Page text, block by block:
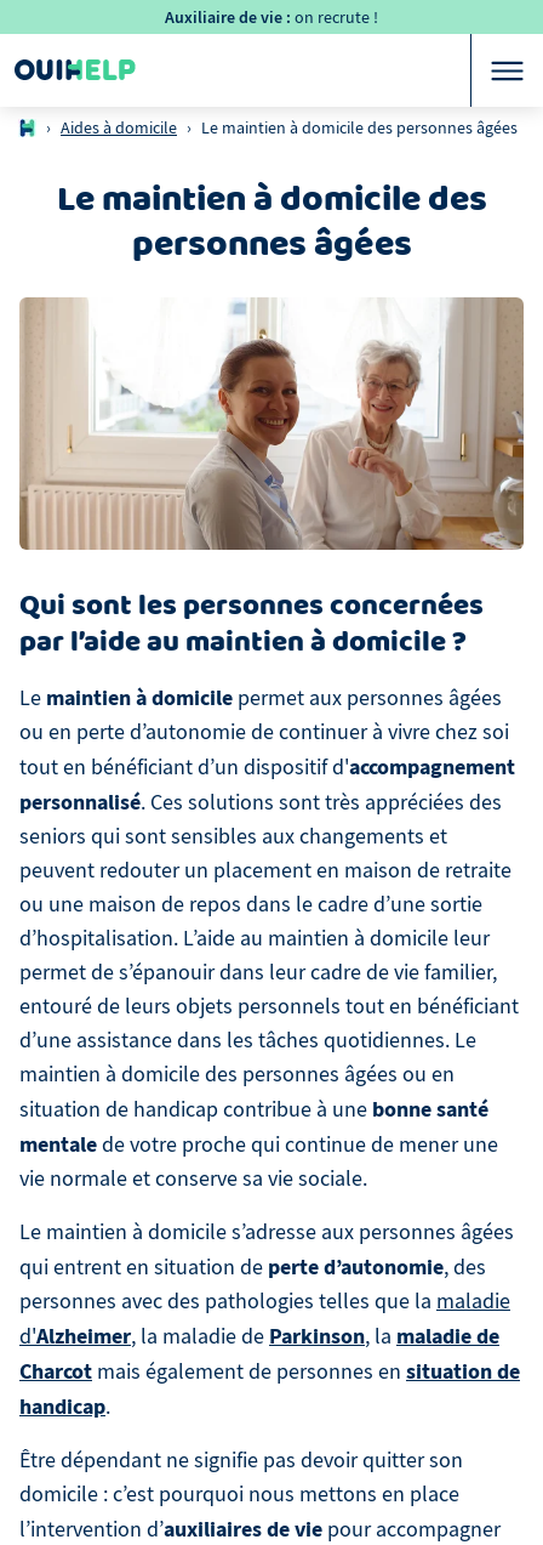
Auxiliaire de vie : on recrute !
› Aides à domicile › Le maintien à domicile des personnes âgées
Le maintien à domicile des
personnes âgées
Qui sont les personnes concernées
par l’aide au maintien à domicile ?
Le maintien à domicile permet aux personnes âgées
ou en perte d’autonomie de continuer à vivre chez soi
tout en bénéficiant d’un dispositif d'accompagnement
personnalisé. Ces solutions sont très appréciées des
seniors qui sont sensibles aux changements et
peuvent redouter un placement en maison de retraite
ou une maison de repos dans le cadre d’une sortie
d’hospitalisation. L’aide au maintien à domicile leur
permet de s’épanouir dans leur cadre de vie familier,
entouré de leurs objets personnels tout en bénéficiant
d’une assistance dans les tâches quotidiennes. Le
maintien à domicile des personnes âgées ou en
situation de handicap contribue à une bonne santé
mentalede votre proche qui continue de mener une
vie normale et conserve sa vie sociale.
Le maintien à domicile s’adresse aux personnes âgées
qui entrent en situation de perte d’autonomie, des
personnes avec des pathologies telles que la maladie
d'Alzheimer, la maladie de Parkinson, la maladie de
Charcot mais également de personnes en situation de
handicap.
Être dépendant ne signifie pas devoir quitter son
domicile : c’est pourquoi nous mettons en place
l’intervention d’auxiliaires de vie pour accompagner